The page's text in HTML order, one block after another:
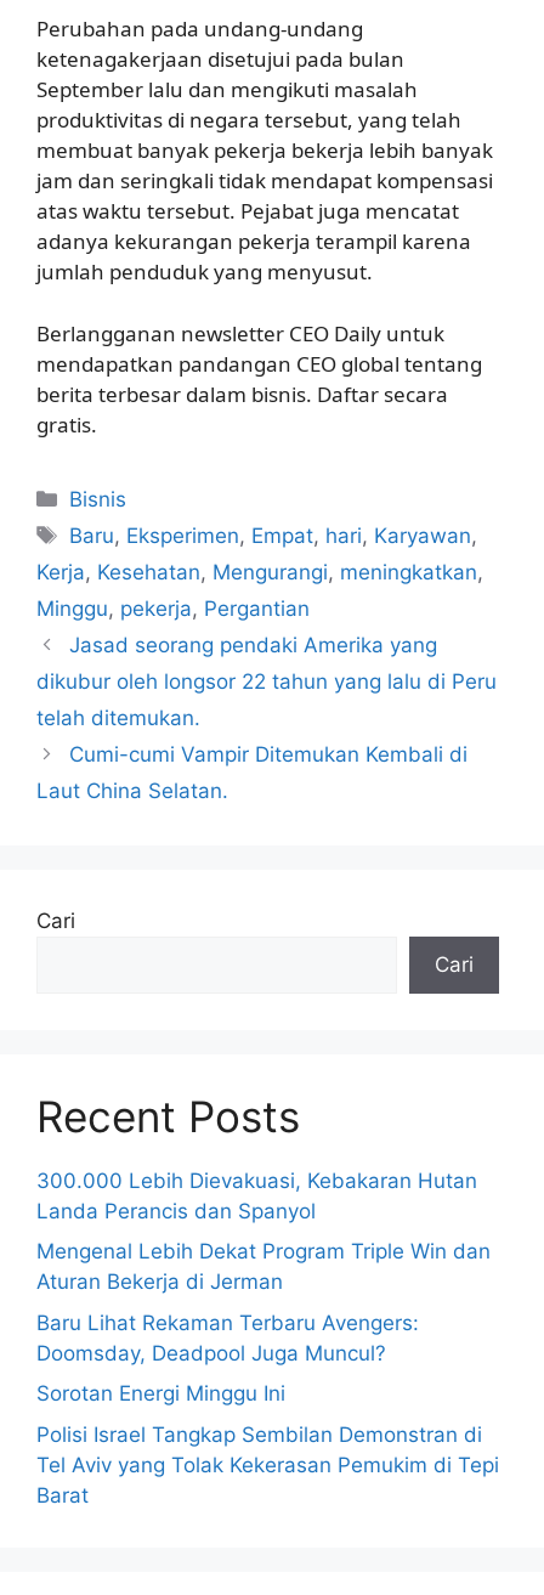
Perubahan pada undang-undang
ketenagakerjaan disetujui pada bulan
September lalu dan mengikuti masalah
produktivitas di negara tersebut, yang telah
membuat banyak pekerja bekerja lebih banyak
jam dan seringkali tidak mendapat kompensasi
atas waktu tersebut. Pejabat juga mencatat
adanya kekurangan pekerja terampil karena
jumlah penduduk yang menyusut.
Berlangganan newsletter CEO Daily untuk
mendapatkan pandangan CEO global tentang
berita terbesar dalam bisnis. Daftar secara
gratis.
Kategori
Bisnis
Tag
Baru, Eksperimen, Empat, hari, Karyawan,
Kerja, Kesehatan, Mengurangi, meningkatkan,
Minggu, pekerja, Pergantian
Jasad seorang pendaki Amerika yang
dikubur oleh longsor 22 tahun yang lalu di Peru
telah ditemukan.
Cumi-cumi Vampir Ditemukan Kembali di
Laut China Selatan.
Cari
Cari
Recent Posts
300.000 Lebih Dievakuasi, Kebakaran Hutan
Landa Perancis dan Spanyol
Mengenal Lebih Dekat Program Triple Win dan
Aturan Bekerja di Jerman
Baru Lihat Rekaman Terbaru Avengers:
Doomsday, Deadpool Juga Muncul?
Sorotan Energi Minggu Ini
Polisi Israel Tangkap Sembilan Demonstran di
Tel Aviv yang Tolak Kekerasan Pemukim di Tepi
Barat